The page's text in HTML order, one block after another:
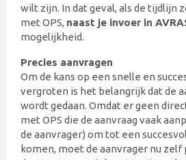
wilt zijn. In dat geval, als de tijdlijn
met OPS, naast je invoer in
mogelijkheid.
Precies aanvragen
Om de kans op een snelle en
vergroten is het belangrijk dat de
wordt gedaan. Omdat er geen
met OPS die de aanvraag vaak
de aanvrager) om tot een
komen, moet de aanvrager nu zelf